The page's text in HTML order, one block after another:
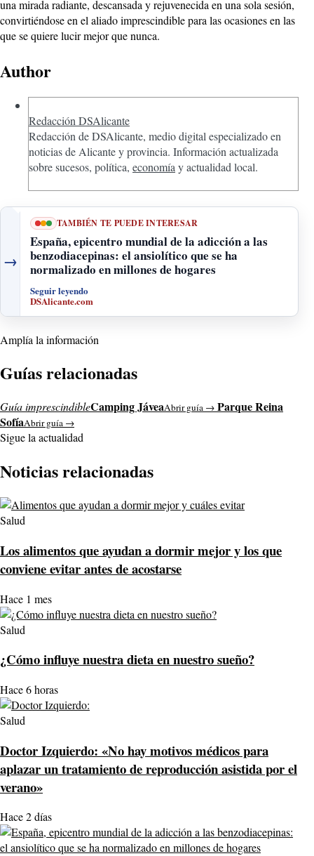
una mirada radiante, descansada y rejuvenecida en una sola sesión,
convirtiéndose en el aliado imprescindible para las ocasiones en las
que se quiere lucir mejor que nunca.
Author
Redacción DSAlicante
Redacción de DSAlicante, medio digital especializado en
noticias de Alicante y provincia. Información actualizada
sobre sucesos, política, economía y actualidad local.
→
TAMBIÉN TE PUEDE INTERESAR
España, epicentro mundial de la adicción a las
benzodiacepinas: el ansiolítico que se ha
normalizado en millones de hogares
Seguir leyendo
DSAlicante.com
Amplía la información
Guías relacionadas
Guía imprescindibleCamping JáveaAbrir guía → Parque Reina
SofíaAbrir guía →
Sigue la actualidad
Noticias relacionadas
Salud
Los alimentos que ayudan a dormir mejor y los que
conviene evitar antes de acostarse
Hace 1 mes
Salud
¿Cómo influye nuestra dieta en nuestro sueño?
Hace 6 horas
Salud
Doctor Izquierdo: «No hay motivos médicos para
aplazar un tratamiento de reproducción asistida por el
verano»
Hace 2 días